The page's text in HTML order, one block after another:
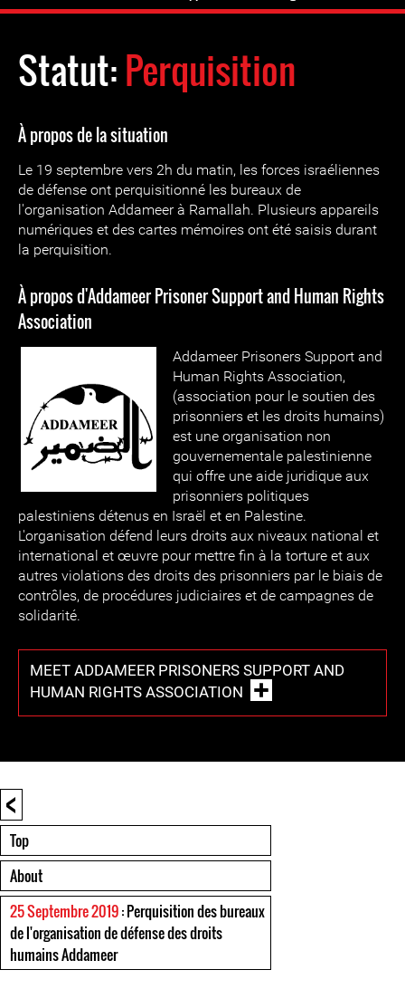
Statut:Perquisition
À propos de la situation
Le 19 septembre vers 2h du matin, les forces israéliennes
de défense ont perquisitionné les bureaux de
l'organisation Addameer à Ramallah. Plusieurs appareils
numériques et des cartes mémoires ont été saisis durant
la perquisition.
À propos d'Addameer Prisoner Support and Human Rights
Association
Addameer Prisoners Support and
Human Rights Association,
(association pour le soutien des
prisonniers et les droits humains)
est une organisation non
gouvernementale palestinienne
qui offre une aide juridique aux
prisonniers politiques
palestiniens détenus en Israël et en Palestine.
L'organisation défend leurs droits aux niveaux national et
international et œuvre pour mettre fin à la torture et aux
autres violations des droits des prisonniers par le biais de
contrôles, de procédures judiciaires et de campagnes de
solidarité.
MEET ADDAMEER PRISONERS SUPPORT AND
HUMAN RIGHTS ASSOCIATION
<
Top
About
25 Septembre 2019: Perquisition des bureaux
de l'organisation de défense des droits
humains Addameer